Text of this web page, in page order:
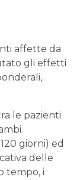
affette da
gli effetti
le pazienti
giorni) ed
delle
tempo, i